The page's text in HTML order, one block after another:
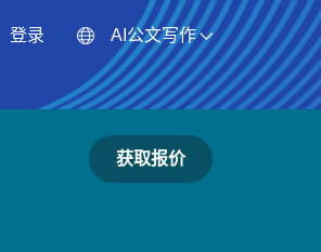
登录 AI公文写作
获取报价